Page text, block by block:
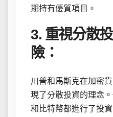
期持有優質項目。
3. 重視分散
險：
川普和馬斯克在加密
現了分散投資的理念
和比特幣都進行了投